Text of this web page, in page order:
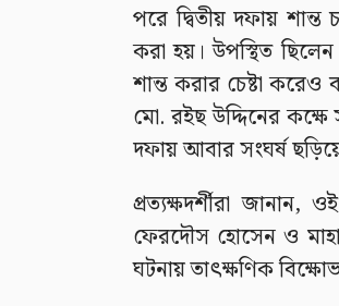
পরে দ্বিতীয় দফায়
করা হয়। উপস্থিত
শান্ত করার চেষ্টা করেও
মো. রইছ উদ্দিনের
দফায় আবার সংঘর্ষ
প্রত্যক্ষদর্শীরা
ফেরদৌস হোসেন ও
ঘটনায় তাৎক্ষণিক